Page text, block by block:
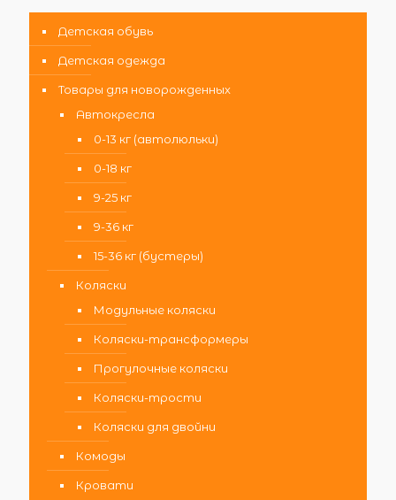
Детская обувь
Детская одежда
Товары для новорожденных
Автокресла
0-13 кг (автолюльки)
0-18 кг
9-25 кг
9-36 кг
15-36 кг (бустеры)
Коляски
Модульные коляски
Коляски-трансформеры
Прогулочные коляски
Коляски-трости
Коляски для двойни
Комоды
Кровати